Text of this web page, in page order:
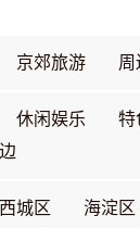
京郊旅游 周
休闲娱乐
特
西城区
海淀区